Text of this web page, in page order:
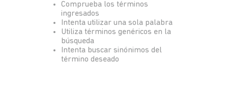
Comprueba los términos
ingresados
Intenta utilizar una sola palabra
Utiliza términos genéricos en la
búsqueda
Intenta buscar sinónimos del
término deseado